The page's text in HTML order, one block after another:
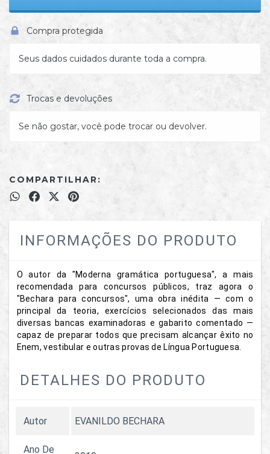
Compra protegida
Seus dados cuidados durante toda a compra.
Trocas e devoluções
Se não gostar, você pode trocar ou devolver.
COMPARTILHAR:
INFORMAÇÕES DO PRODUTO
O autor da "Moderna gramática portuguesa", a mais
recomendada para concursos públicos, traz agora o
"Bechara para concursos", uma obra inédita — com o
principal da teoria, exercícios selecionados das mais
diversas bancas examinadoras e gabarito comentado —
capaz de preparar todos que precisam alcançar êxito no
Enem, vestibular e outras provas de Língua Portuguesa.
DETALHES DO PRODUTO
Autor EVANILDO BECHARA
Ano De